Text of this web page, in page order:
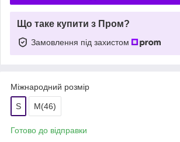
Що таке купити з Пром?
Замовлення під захистом
Міжнародний розмір
S M(46)
Готово до відправки